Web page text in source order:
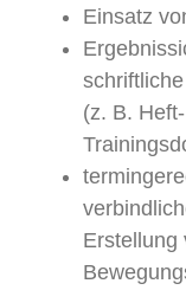
Einsatz
(z. B.
Erstellung